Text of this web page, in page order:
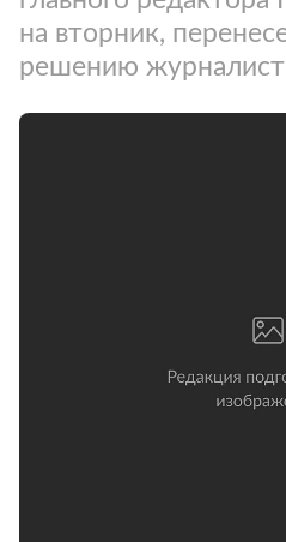
на вторник,
решению